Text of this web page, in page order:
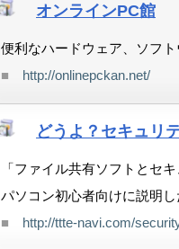
オンラインPC館
便利なハードウェア、ソフ
■
http://onlinepckan.net/
どうよ？セキュリ
「ファイル共有ソフトとセ
パソコン初心者向けに説明し
■
http://ttte-navi.com/